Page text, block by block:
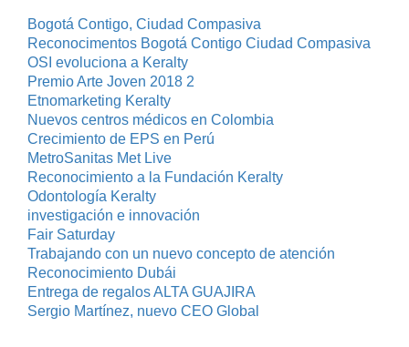
Bogotá Contigo, Ciudad Compasiva
Reconocimentos Bogotá Contigo Ciudad Compasiva
OSI evoluciona a Keralty
Premio Arte Joven 2018 2
Etnomarketing Keralty
Nuevos centros médicos en Colombia
Crecimiento de EPS en Perú
MetroSanitas Met Live
Reconocimiento a la Fundación Keralty
Odontología Keralty
investigación e innovación
Fair Saturday
Trabajando con un nuevo concepto de atención
Reconocimiento Dubái
Entrega de regalos ALTA GUAJIRA
Sergio Martínez, nuevo CEO Global